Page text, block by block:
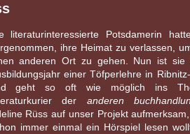
literaturinteressierte Potsdamerin
ihre Heimat zu verlassen,
anderen Ort zu gehen. Nun ist sie
einer Töfperlehre in
geht so oft wie möglich ins
der anderen
Rüss auf unser Projekt
immer einmal ein Hörspiel lesen